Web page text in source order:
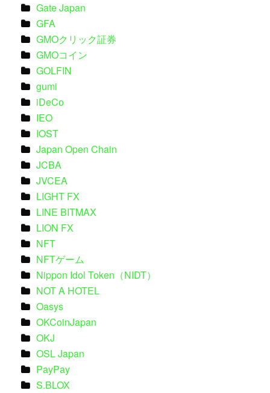
Gate Japan
GFA
GMOクリック証券
GMOコイン
GOLFIN
gumi
iDeCo
IEO
IOST
Japan Open Chain
JCBA
JVCEA
LIGHT FX
LINE BITMAX
LION FX
NFT
NFTゲーム
Nippon Idol Token（NIDT）
NOT A HOTEL
Oasys
OKCoinJapan
OKJ
OSL Japan
PayPay
S.BLOX